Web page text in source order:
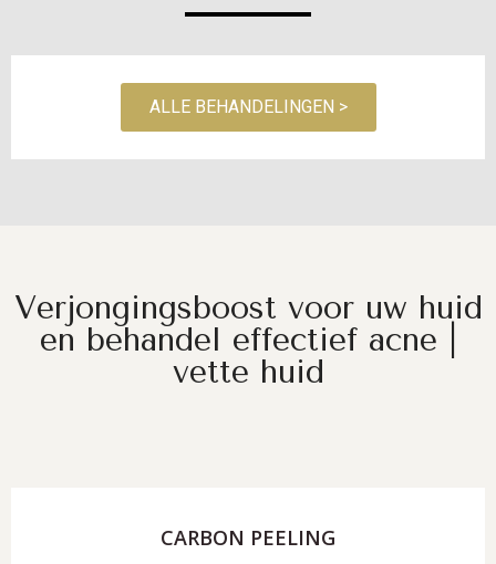
ALLE BEHANDELINGEN >
Verjongingsboost voor uw huid
en behandel effectief acne |
vette huid
CARBON PEELING